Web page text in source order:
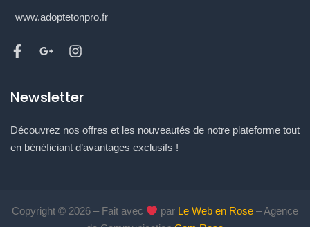
www.adoptetonpro.fr
Newsletter
Découvrez nos offres et les nouveautés de notre plateforme tout
en bénéficiant d’avantages exclusifs !
Copyright © 2026 – Fait avec par Le Web en Rose – Agence